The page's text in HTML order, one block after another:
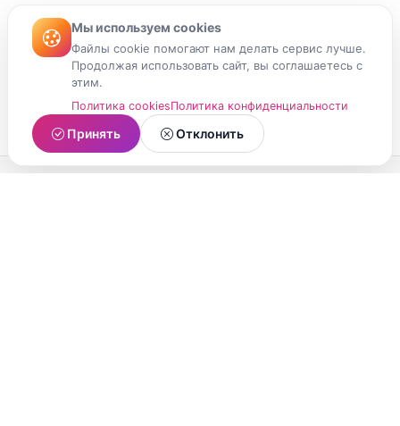
Мы используем cookies
Файлы cookie помогают нам делать сервис лучше.
Продолжая использовать сайт, вы соглашаетесь с
этим.
Политика cookiesПолитика конфиденциальности
Принять Отклонить